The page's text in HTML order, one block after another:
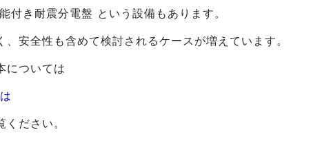
付き耐震分電盤 という設備もあります。
、安全性も含めて検討されるケースが増えています。
については
ださい。